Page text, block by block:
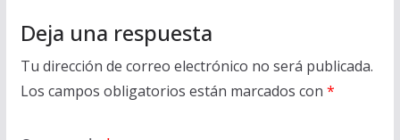
Deja una respuesta
Tu dirección de correo electrónico no será publicada.
Los campos obligatorios están marcados con *